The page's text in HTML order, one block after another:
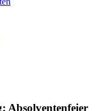
Absolventenfeier